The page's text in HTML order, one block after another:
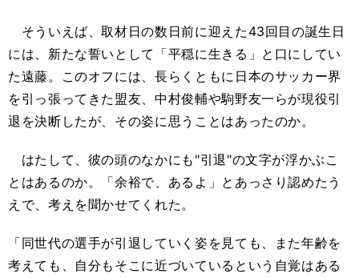
そういえば、取材日の数日前に迎えた43回目の誕生日
には、新たな誓いとして「平穏に生きる」と口にしてい
た遠藤。このオフには、長らくともに日本のサッカー界
を引っ張ってきた盟友、中村俊輔や駒野友一らが現役引
退を決断したが、その姿に思うことはあったのか。
はたして、彼の頭のなかにも"引退"の文字が浮かぶこ
とはあるのか。「余裕で、あるよ」とあっさり認めたう
えで、考えを聞かせてくれた。
「同世代の選手が引退していく姿を見ても、また年齢を
考えても、自分もそこに近づいているという自覚はある